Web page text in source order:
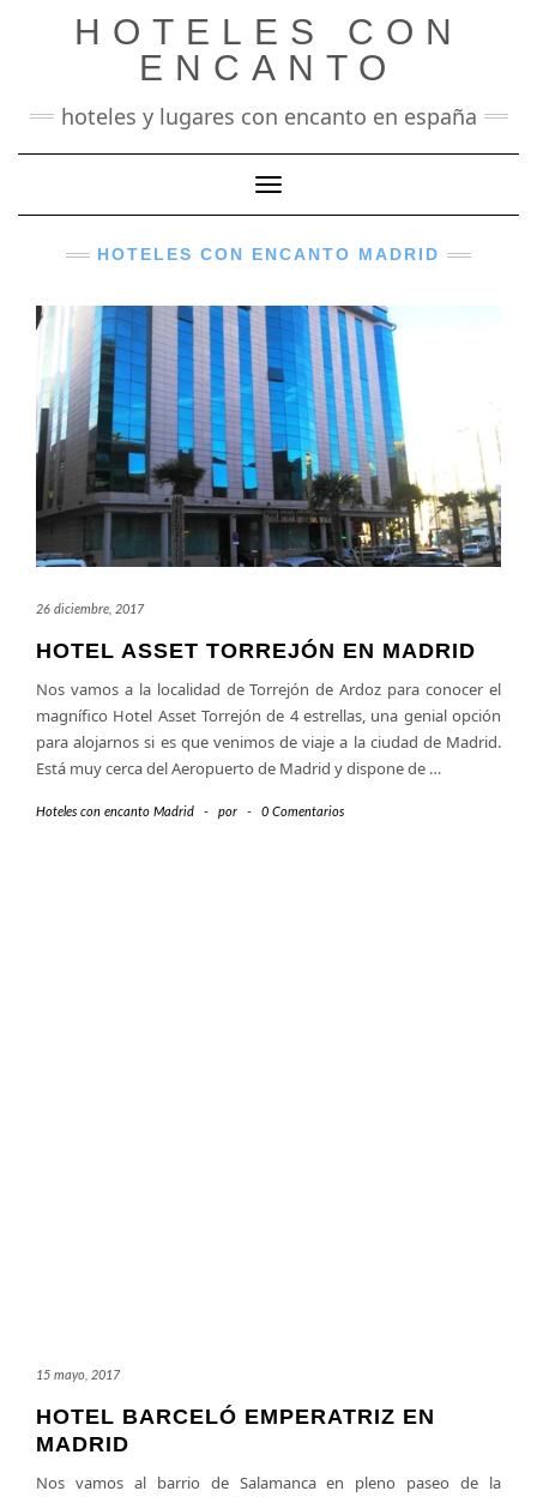
HOTELES CON
ENCANTO
hoteles y lugares con encanto en españa
Cambiar modo de navegación
HOTELES CON ENCANTO MADRID
26 diciembre, 2017
HOTEL ASSET TORREJÓN EN MADRID
Nos vamos a la localidad de Torrejón de Ardoz para conocer el
magnífico Hotel Asset Torrejón de 4 estrellas, una genial opción
para alojarnos si es que venimos de viaje a la ciudad de Madrid.
Está muy cerca del Aeropuerto de Madrid y dispone de …
Hoteles con encanto Madrid - por - 0 Comentarios
15 mayo, 2017
HOTEL BARCELÓ EMPERATRIZ EN
MADRID
Nos vamos al barrio de Salamanca en pleno paseo de la